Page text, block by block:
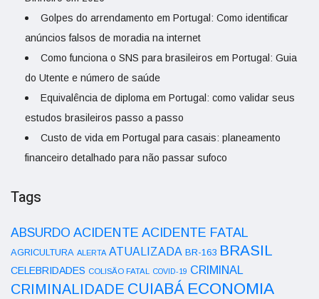
Golpes do arrendamento em Portugal: Como identificar
anúncios falsos de moradia na internet
Como funciona o SNS para brasileiros em Portugal: Guia
do Utente e número de saúde
Equivalência de diploma em Portugal: como validar seus
estudos brasileiros passo a passo
Custo de vida em Portugal para casais: planeamento
financeiro detalhado para não passar sufoco
Tags
ABSURDO ACIDENTE ACIDENTE FATAL
AGRICULTURA ALERTA ATUALIZADA BR-163 BRASIL
CELEBRIDADES COLISÃO FATAL COVID-19 CRIMINAL
CRIMINALIDADE CUIABÁ ECONOMIA